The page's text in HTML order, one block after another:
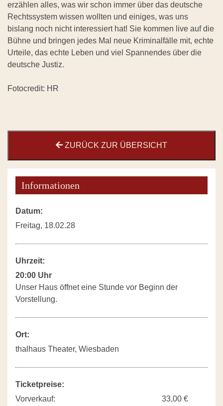
erzählen alles, was wir schon immer über das deutsche
Rechtssystem wissen wollten und einiges, was uns
bislang noch nicht interessiert hat! Sie kommen live auf die
Bühne und bringen jedes Mal neue Kriminalfälle mit, echte
Urteile, das echte Leben und viel Spannendes über die
deutsche Justiz.
Fotocredit: HR
ZURÜCK ZUR ÜBERSICHT
Informationen
Datum:
Freitag, 18.02.28
Uhrzeit:
20:00 Uhr
Unser Haus öffnet eine Stunde vor Beginn der
Vorstellung.
Ort:
thalhaus Theater, Wiesbaden
Ticketpreise:
Vorverkauf:
33,00 €